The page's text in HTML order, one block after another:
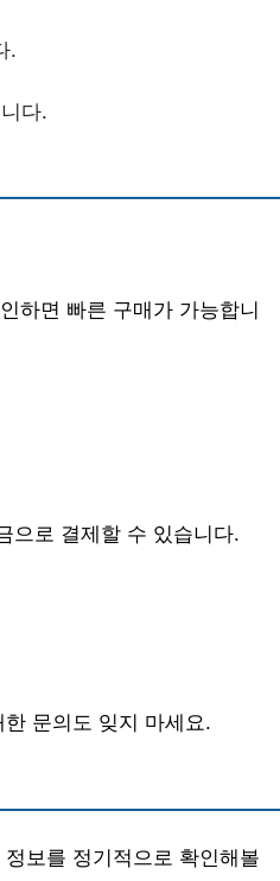
.
다.
하면 빠른 구매가 가능합니
으로 결제할 수 있습니다.
문의도 잊지 마세요.
보를 정기적으로 확인해볼